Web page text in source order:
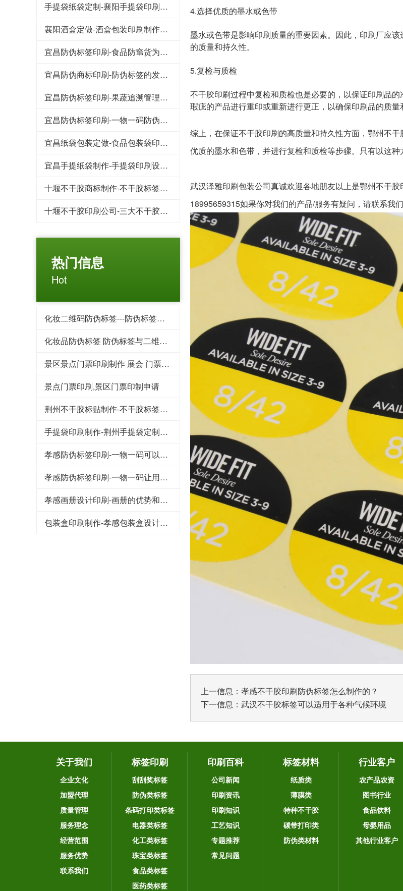
手提袋纸袋定制-襄阳手提袋印刷需要了解的几个要点
襄阳酒盒定做-酒盒包装印刷制作标准
宜昌防伪标签印刷-食品防窜货为企业带来的好处
宜昌防伪商标印刷-防伪标签的发展趋势
宜昌防伪标签印刷-果蔬追溯管理系统保证食物品质
宜昌防伪标签印刷-一物一码防伪标签带给企业的收益
宜昌纸袋包装定做-食品包装袋印刷需要注意的三个细节
宜昌手提纸袋制作-手提袋印刷设计崇尚简洁风
十堰不干胶商标制作-不干胶标签在轮胎行业的应用及其发展
十堰不干胶印刷公司-​三大不干胶标签防水防潮小技巧
热门信息
Hot
化妆二维码防伪标签---防伪标签后期方案制作
化妆品防伪标签 防伪标签与二维码标签相比优势对比
景区景点门票印刷制作 展会 门票印刷 入场券印刷
景点门票印刷,景区门票印制申请
荆州不干胶标贴制作-不干胶标签印刷的用途为什么这么广泛
手提袋印刷制作-荆州手提袋定制重要性你了解吗
孝感防伪标签印刷-一物一码可以品牌宣传和引流吸粉
孝感防伪标签印刷-一物一码让用户为品牌产品传播
孝感画册设计印刷-画册的优势和作用
包装盒印刷制作-孝感包装盒设计要注意的几个重要因素
4.选择优质的墨水或色带
墨水或色带是影响印刷质量的重要因素。因此，印刷厂应
的质量和持久性。
5.复检与质检
不干胶印刷过程中复检和质检也是必要的，以保证印刷品
瑕疵的产品进行重印或重新进行更正，以确保印刷品的质量
综上，在保证不干胶印刷的高质量和持久性方面，鄂州不
优质的墨水和色带，并进行复检和质检等步骤。只有以这
武汉泽雅印刷包装公司真诚欢迎各地朋友以上是鄂州不干胶
18995659315如果你对我们的产品/服务有疑问，请联系我们
上一信息： 孝感不干胶印刷防伪标签怎么制作的？
下一信息： 武汉不干胶标签可以适用于各种气候环境
关于我们
企业文化
加盟代理
质量管理
服务理念
经营范围
服务优势
联系我们
标签印刷
刮刮奖标签
防伪类标签
条码打印类标签
电器类标签
化工类标签
珠宝类标签
食品类标签
医药类标签
印刷百科
公司新闻
印刷资讯
印刷知识
工艺知识
专题推荐
常见问题
标签材料
纸质类
薄膜类
特种不干胶
碳带打印类
防伪类材料
行业客户
农产品农资
图书行业
食品饮料
母婴用品
其他行业客户